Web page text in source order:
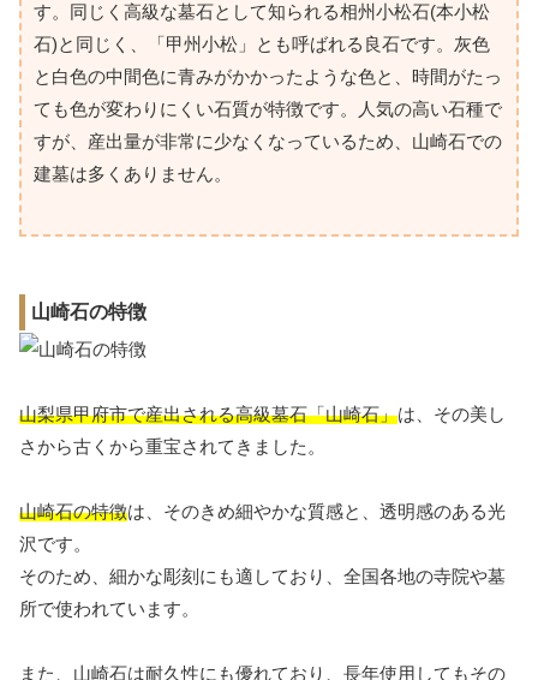
す。同じく高級な墓石として知られる相州小松石(本小松
石)と同じく、「甲州小松」とも呼ばれる良石です。灰色
と白色の中間色に青みがかかったような色と、時間がたっ
ても色が変わりにくい石質が特徴です。人気の高い石種で
すが、産出量が非常に少なくなっているため、山崎石での
建墓は多くありません。
山崎石の特徴
山梨県甲府市で産出される高級墓石「山崎石」は、その美し
さから古くから重宝されてきました。
山崎石の特徴は、そのきめ細やかな質感と、透明感のある光
沢です。
そのため、細かな彫刻にも適しており、全国各地の寺院や墓
所で使われています。
また、山崎石は耐久性にも優れており、長年使用してもその